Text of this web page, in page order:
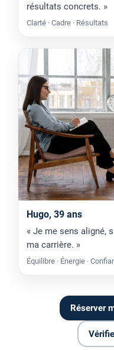
résultats concrets. »
Clarté · Cadre · Résultats
Hugo, 39 ans
« Je me sens aligné,
ma carrière. »
Équilibre · Énergie ·
Réserver